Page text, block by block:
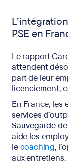
PSE en
Le rapport
attendent
part de leur
licenciement,
En France, les
services
Sauvegarde
aide les
lecoaching,
aux entretiens.